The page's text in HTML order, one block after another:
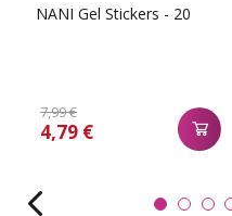
NANI Gel Stickers - 20
7,99 €
4,79 €